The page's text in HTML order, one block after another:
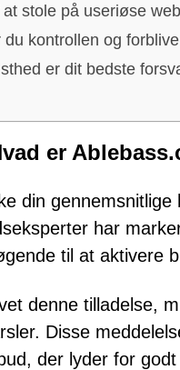
stole på useriøse
du kontrollen og
er dit bedste
er
din
har
til at aktivere
denne tilladelse,
Disse
der lyder for